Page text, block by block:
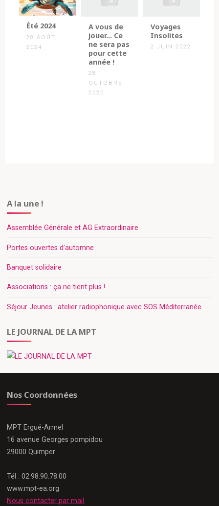
Été 2024
28 AOÛT
2024
A vous de
jouer… Ce
ne sera pas
pour cette
année !
28
OCTOBRE
2020
Voyages
Insolites
2 JUIN 2022
A la une !
Assemblée Générale et AG Extraordinaire​
Portes ouvertes d’automne
Banquet solidaire
Associations : ça ne tient plus !
Séjour Jeunes : atelier radiophonique avec SOS Méditerranée
LE JOURNAL DE LA MPT
Nos Coordonnées
MPT Ergué-Armel
16 avenue Georges pompidou
29000 Quimper
Tél : 02.98.90.78.00
www.mpt-ea.org
Nous contacter par mail